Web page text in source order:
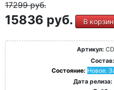
17299руб.
15836 руб. В
Артикул:
Состав:
Состояние: Новое.
Дата релиза: